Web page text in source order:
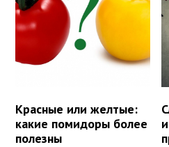
Красные или желтые:
какие помидоры более
полезны